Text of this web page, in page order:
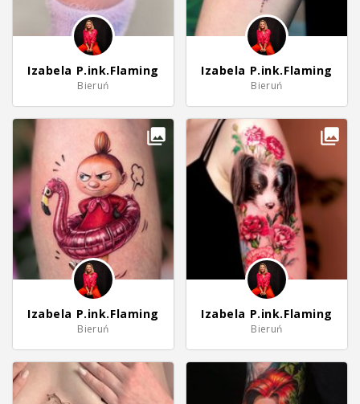
Izabela P.ink.Flaming
Bieruń
Izabela P.ink.Flaming
Bieruń
Izabela P.ink.Flaming
Bieruń
Izabela P.ink.Flaming
Bieruń